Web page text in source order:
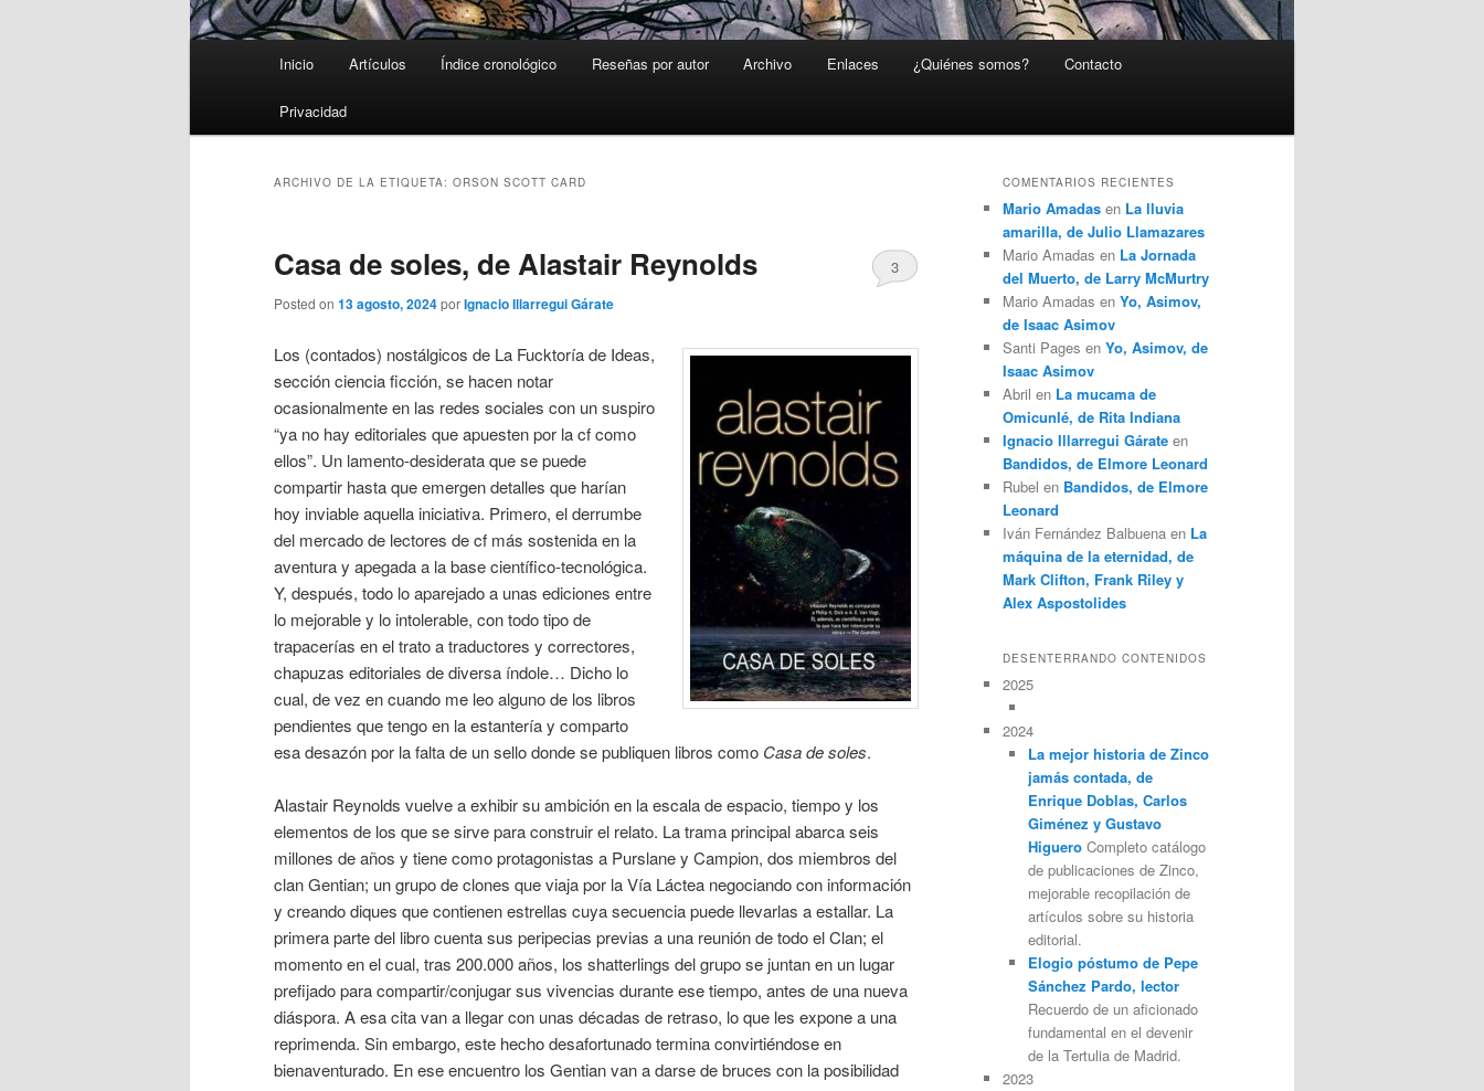
Inicio Artículos Índice cronológico Reseñas por autor Archivo Enlaces ¿Quiénes somos? Contacto
Privacidad
ARCHIVO DE LA ETIQUETA: ORSON SCOTT CARD
Casa de soles, de Alastair Reynolds
Posted on 13 agosto, 2024porIgnacio Illarregui Gárate
3
Los (contados) nostálgicos de La Fucktoría de Ideas,
sección ciencia ficción, se hacen notar
ocasionalmente en las redes sociales con un suspiro
“ya no hay editoriales que apuesten por la cf como
ellos”. Un lamento-desiderata que se puede
compartir hasta que emergen detalles que harían
hoy inviable aquella iniciativa. Primero, el derrumbe
del mercado de lectores de cf más sostenida en la
aventura y apegada a la base científico-tecnológica.
Y, después, todo lo aparejado a unas ediciones entre
lo mejorable y lo intolerable, con todo tipo de
trapacerías en el trato a traductores y correctores,
chapuzas editoriales de diversa índole… Dicho lo
cual, de vez en cuando me leo alguno de los libros
pendientes que tengo en la estantería y comparto
esa desazón por la falta de un sello donde se publiquen libros como Casa de soles.
Alastair Reynolds vuelve a exhibir su ambición en la escala de espacio, tiempo y los
elementos de los que se sirve para construir el relato. La trama principal abarca seis
millones de años y tiene como protagonistas a Purslane y Campion, dos miembros del
clan Gentian; un grupo de clones que viaja por la Vía Láctea negociando con información
y creando diques que contienen estrellas cuya secuencia puede llevarlas a estallar. La
primera parte del libro cuenta sus peripecias previas a una reunión de todo el Clan; el
momento en el cual, tras 200.000 años, los shatterlings del grupo se juntan en un lugar
prefijado para compartir/conjugar sus vivencias durante ese tiempo, antes de una nueva
diáspora. A esa cita van a llegar con unas décadas de retraso, lo que les expone a una
reprimenda. Sin embargo, este hecho desafortunado termina convirtiéndose en
bienaventurado. En ese encuentro los Gentian van a darse de bruces con la posibilidad
COMENTARIOS RECIENTES
Mario Amadas en La lluvia
amarilla, de Julio Llamazares
Mario Amadas en La Jornada
del Muerto, de Larry McMurtry
Mario Amadas en Yo, Asimov,
de Isaac Asimov
Santi Pages en Yo, Asimov, de
Isaac Asimov
Abril en La mucama de
Omicunlé, de Rita Indiana
Ignacio Illarregui Gárate en
Bandidos, de Elmore Leonard
Rubel en Bandidos, de Elmore
Leonard
Iván Fernández Balbuena en La
máquina de la eternidad, de
Mark Clifton, Frank Riley y
Alex Aspostolides
DESENTERRANDO CONTENIDOS
2025
2024
La mejor historia de Zinco
jamás contada, de
Enrique Doblas, Carlos
Giménez y Gustavo
HigueroCompleto catálogo
de publicaciones de Zinco,
mejorable recopilación de
artículos sobre su historia
editorial.
Elogio póstumo de Pepe
Sánchez Pardo, lector
Recuerdo de un aficionado
fundamental en el devenir
de la Tertulia de Madrid.
2023